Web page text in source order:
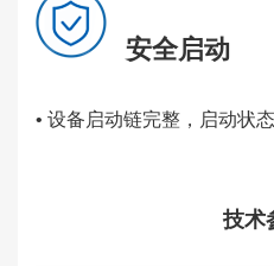
安全启动
• 设备启动链完整，启动状
技术